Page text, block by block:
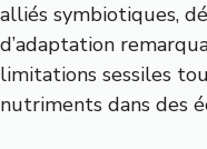
alliés symbiotiques,
d’adaptation
limitations sessiles
nutriments dans des